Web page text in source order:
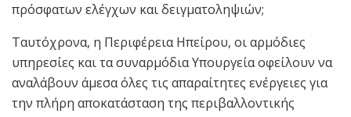
πρόσφατων ελέγχων και δειγματοληψιών;
Ταυτόχρονα, η Περιφέρεια Ηπείρου, οι αρμόδιες
υπηρεσίες και τα συναρμόδια Υπουργεία οφείλουν να
αναλάβουν άμεσα όλες τις απαραίτητες ενέργειες για
την πλήρη αποκατάσταση της περιβαλλοντικής